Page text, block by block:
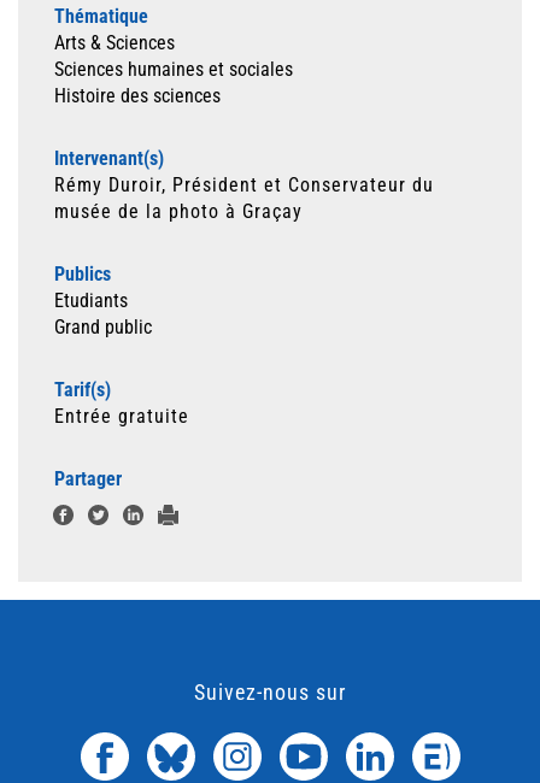
Thématique
Arts & Sciences
Sciences humaines et sociales
Histoire des sciences
Intervenant(s)
Rémy Duroir, Président et Conservateur du
musée de la photo à Graçay
Publics
Etudiants
Grand public
Tarif(s)
Entrée gratuite
Partager
Suivez-nous sur